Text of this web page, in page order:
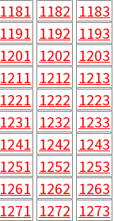
1181 1182 1183
1191 1192 1193
1201 1202 1203
1211 1212 1213
1221 1222 1223
1231 1232 1233
1241 1242 1243
1251 1252 1253
1261 1262 1263
1271 1272 1273